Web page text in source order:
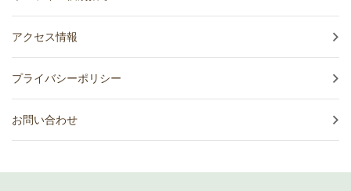
アクセス情報
プライバシーポリシー
お問い合わせ